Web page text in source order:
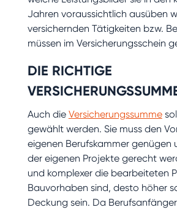
Jahren voraussichtlich ausüben
versichernden Tätigkeiten bzw.
müssen im Versicherungsschein
DIE RICHTIGE
Auch die Versicherungssumme
gewählt werden. Sie muss den
eigenen Berufskammer genügen
der eigenen Projekte gerecht
und komplexer die bearbeiteten
Bauvorhaben sind, desto höher
Deckung sein. Da